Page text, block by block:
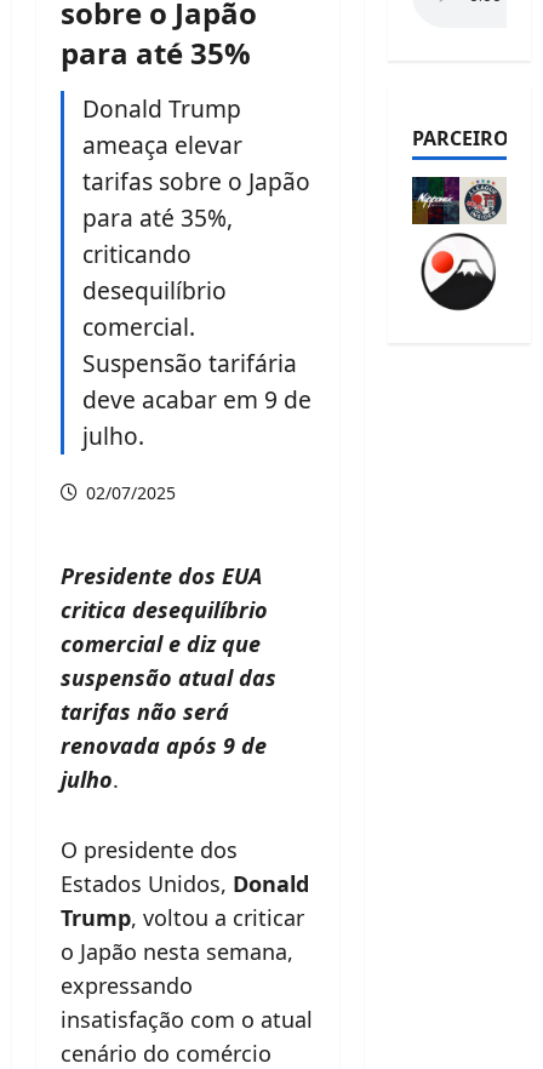
sobre o Japão
para até 35%
Donald Trump
ameaça elevar
tarifas sobre o Japão
para até 35%,
criticando
desequilíbrio
comercial.
Suspensão tarifária
deve acabar em 9 de
julho.
02/07/2025
Presidente dos EUA
critica desequilíbrio
comercial e diz que
suspensão atual das
tarifas não será
renovada após 9 de
julho.
O presidente dos
Estados Unidos, Donald
Trump, voltou a criticar
o Japão nesta semana,
expressando
insatisfação com o atual
cenário do comércio
PARCEIROS